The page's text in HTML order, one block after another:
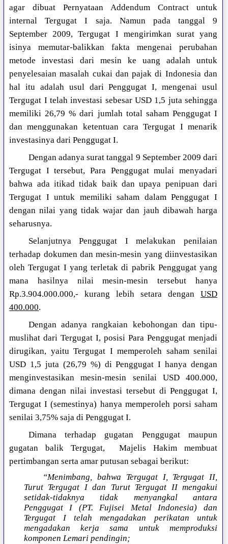
agar dibuat Pernyataan Addendum Contract untuk
internal Tergugat I saja. Namun pada tanggal 9
September 2009, Tergugat I mengirimkan surat yang
isinya memutar-balikkan fakta mengenai perubahan
metode investasi dari mesin ke uang adalah untuk
penyelesaian masalah cukai dan pajak di Indonesia dan
hal itu adalah usul dari Penggugat I, mengenai usul
Tergugat I telah investasi sebesar USD 1,5 juta sehingga
memiliki 26,79 % dari jumlah total saham Penggugat I
dan menggunakan ketentuan cara Tergugat I menarik
investasinya dari Penggugat I.
Dengan adanya surat tanggal 9 September 2009 dari
Tergugat I tersebut, Para Penggugat mulai menyadari
bahwa ada itikad tidak baik dan upaya penipuan dari
Tergugat I untuk memiliki saham dalam Penggugat I
dengan nilai yang tidak wajar dan jauh dibawah harga
seharusnya.
Selanjutnya Penggugat I melakukan penilaian
terhadap dokumen dan mesin-mesin yang diinvestasikan
oleh Tergugat I yang terletak di pabrik Penggugat yang
mana hasilnya nilai mesin-mesin tersebut hanya
Rp.3.904.000.000,- kurang lebih setara dengan USD
400.000.
Dengan adanya rangkaian kebohongan dan tipu-
muslihat dari Tergugat I, posisi Para Penggugat menjadi
dirugikan, yaitu Tergugat I memperoleh saham senilai
USD 1,5 juta (26,79 %) di Penggugat I hanya dengan
menginvestasikan mesin-mesin senilai USD 400.000,
dimana dengan nilai investasi tersebut di Penggugat I,
Tergugat I (semestinya) hanya memperoleh porsi saham
senilai 3,75% saja di Penggugat I.
Dimana terhadap gugatan Penggugat maupun
gugatan balik Tergugat, Majelis Hakim membuat
pertimbangan serta amar putusan sebagai berikut:
“Menimbang, bahwa Tergugat I, Tergugat II,
Turut Tergugat I dan Turut Tergugat II mengakui
setidak-tidaknya tidak menyangkal antara
Penggugat I (PT. Fujisei Metal Indonesia) dan
Tergugat I telah mengadakan perikatan untuk
mengadakan kerja sama untuk memproduksi
komponen Lemari pendingin;